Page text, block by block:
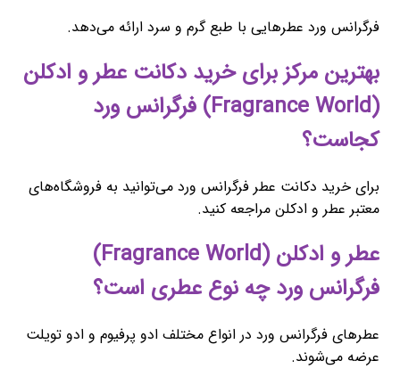
فرگرانس ورد عطرهایی با طبع گرم و سرد ارائه می‌دهد.
بهترین مرکز برای خرید دکانت عطر و ادکلن
(Fragrance World) فرگرانس ورد
کجاست؟
برای خرید دکانت عطر فرگرانس ورد می‌توانید به فروشگاه‌های
معتبر عطر و ادکلن مراجعه کنید.
عطر و ادکلن (Fragrance World)
فرگرانس ورد چه نوع عطری است؟
عطرهای فرگرانس ورد در انواع مختلف ادو پرفیوم و ادو تویلت
عرضه می‌شوند.